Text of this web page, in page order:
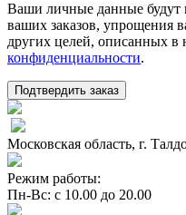
Ваши личные данные будут
ваших заказов, упрощения
других целей, описанных в
конфиденциальности.
Подтвердить заказ
Московская область, г.
Режим работы:
Пн-Вс: с 10.00 до 20.00